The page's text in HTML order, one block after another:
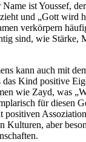
ist Youssef,
und „Gott wird
verkörpern
sind, wie Stärke,
kann auch mit
das Kind positive
wie Zayd, was
für diesen
positiven
Kulturen, aber